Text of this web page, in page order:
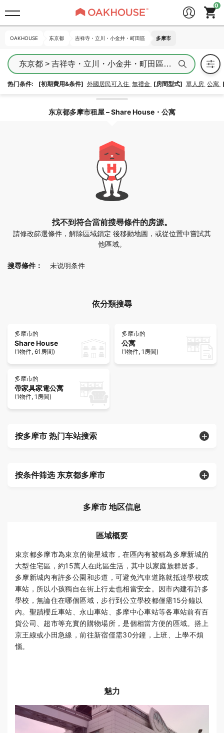
OAKHOUSE 东京都 吉祥寺・立川・小金井・町田區 多摩市
东京都 > 吉祥寺・立川・小金井・町田區 > 多摩市
热门条件: [初期費用&条件] 外國居民可入住 無禮金 [房間型式] 單人房 公寓
解除區域鎖定
东京都多摩市租屋 – Share House・公寓
找不到符合當前搜尋條件的房源。
請修改篩選條件，解除區域鎖定 後移動地圖，或從位置中嘗試其
他區域。
搜尋條件： 未说明条件
依分類搜尋
多摩市的
Share House
(1物件, 61房間)
多摩市的
公寓
(1物件, 1房間)
多摩市的
帶家具家電公寓
(1物件, 1房間)
按多摩市 热门车站搜索
按条件筛选 东京都多摩市
多摩市 地区信息
區域概要
東京都多摩市為東京的衛星城市，在區內有被稱為多摩新城的
大型住宅區，約15萬人在此區生活，其中以家庭族群居多。
多摩新城內有許多公園和步道，可避免汽車道路就抵達學校或
車站，所以小孩獨自在街上行走也相當安全。因市內建有許多
學校，無論住在哪個區域，步行到公立學校都僅需15分鐘以
內。聖蹟櫻丘車站、永山車站、多摩中心車站等各車站前有百
貨公司、超市等充實的購物場所，是個相當方便的區域。搭上
京王線或小田急線，前往新宿僅需30分鐘，上班、上學不煩
惱。
魅力
OAKHOUSE 东京都 吉祥寺・立川・小金井・町田區 多摩市